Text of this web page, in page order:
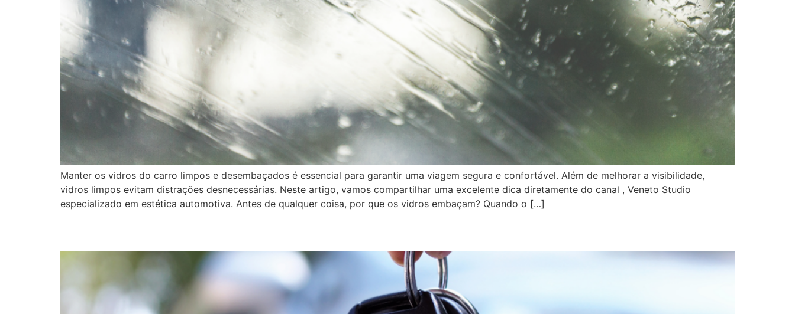
Manter os vidros do carro limpos e desembaçados é essencial para garantir uma viagem segura e confortável. Além de melhorar a visibilidade,
vidros limpos evitam distrações desnecessárias. Neste artigo, vamos compartilhar uma excelente dica diretamente do canal , Veneto Studio
especializado em estética automotiva. Antes de qualquer coisa, por que os vidros embaçam? Quando o […]